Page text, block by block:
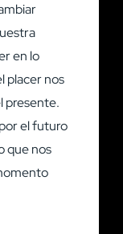
en lo
placer nos
presente.
el futuro
que nos